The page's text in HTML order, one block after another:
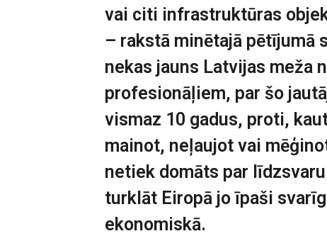
vai citi infrastruktūras
– rakstā minētajā pētījumā
nekas jauns Latvijas meža
profesionāļiem, par šo
vismaz 10 gadus, proti,
mainot, neļaujot vai
netiek domāts par
turklāt Eiropā jo īpaši
ekonomiskā.